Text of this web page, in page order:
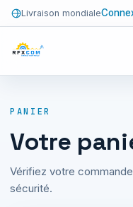
Livraison mondiale
PANIER
Votre
Vérifiez votre
sécurité.